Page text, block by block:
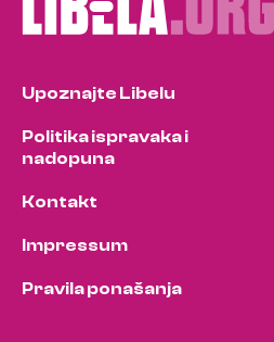
Upoznajte Libelu
Politika ispravaka i
nadopuna
Kontakt
Impressum
Pravila ponašanja